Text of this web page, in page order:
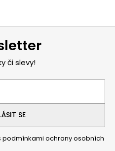
či slevy!
SE
podmínkami ochrany osobních